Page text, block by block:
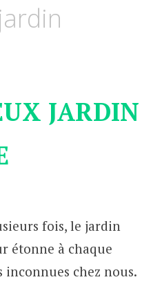
JARDIN
fois, le jardin
étonne à chaque
inconnues chez nous.